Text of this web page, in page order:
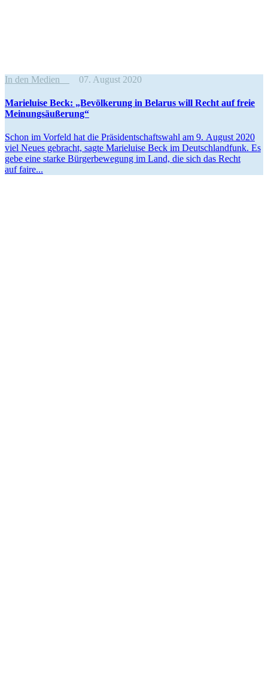
In den Medien 07. August 2020
Marie­luise Beck: „Bevöl­kerung in Belarus will Recht auf freie
Meinungsäußerung“
Schon im Vorfeld hat die Präsi­dent­schaftswahl am 9. August 2020
viel Neues gebracht, sagte Marie­luise Beck im Deutsch­landfunk. Es
gebe eine starke Bürger­be­wegung im Land, die sich das Recht
auf faire...